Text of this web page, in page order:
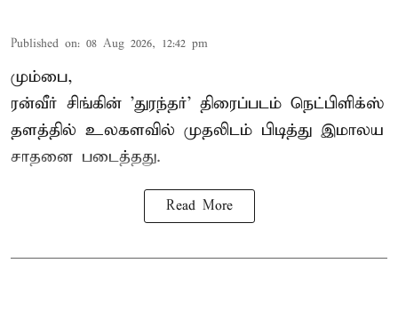
Published on: 08 Aug 2026, 12:42 pm
மும்பை,
ரன்வீர் சிங்கின் 'துரந்தர்' திரைப்படம் நெட்பிளிக்ஸ்
தளத்தில் உலகளவில் முதலிடம் பிடித்து இமாலய
சாதனை படைத்தது.
Read More